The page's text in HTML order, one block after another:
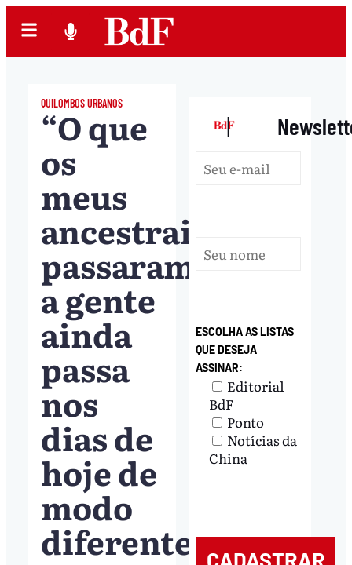
QUILOMBOS URBANOS
“O que
os
meus
ancestrais
passaram,
a gente
ainda
passa
nos
dias de
hoje de
modo
diferente”
|
ESCOLHA AS LISTAS
QUE DESEJA
ASSINAR:
Editorial
BdF
Ponto
Notícias da
China